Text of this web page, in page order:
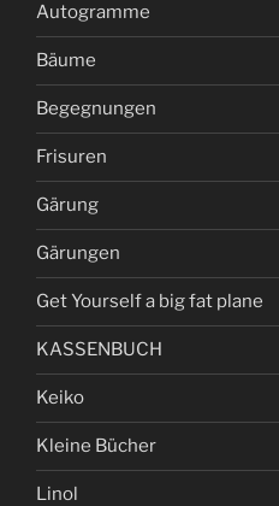
Autogramme
Bäume
Begegnungen
Frisuren
Gärung
Gärungen
Get Yourself a big fat plane
KASSENBUCH
Keiko
Kleine Bücher
Linol